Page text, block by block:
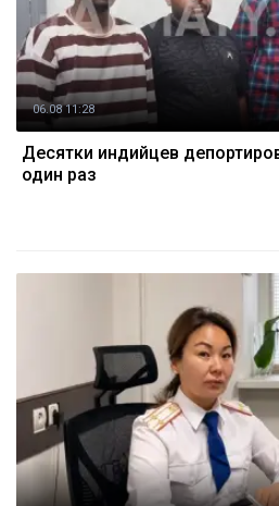
06.08 11:28
Десятки индийцев
один раз